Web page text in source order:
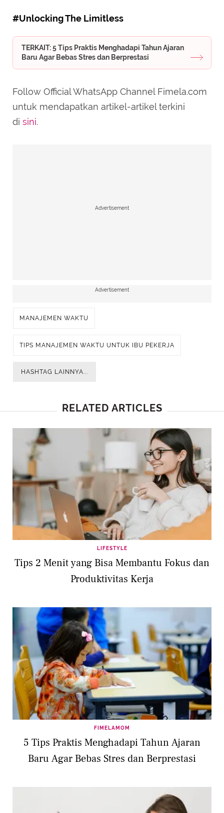
#Unlocking The Limitless
TERKAIT: 5 Tips Praktis Menghadapi Tahun Ajaran
Baru Agar Bebas Stres dan Berprestasi
Follow Official WhatsApp Channel Fimela.com
untuk mendapatkan artikel-artikel terkini
di sini.
Advertisement
Advertisement
MANAJEMEN WAKTU
TIPS MANAJEMEN WAKTU UNTUK IBU PEKERJA
HASHTAG LAINNYA...
RELATED ARTICLES
LIFESTYLE
Tips 2 Menit yang Bisa Membantu Fokus dan
Produktivitas Kerja
FIMELAMOM
5 Tips Praktis Menghadapi Tahun Ajaran
Baru Agar Bebas Stres dan Berprestasi